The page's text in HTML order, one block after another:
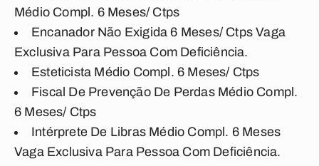
Médio Compl. 6 Meses/ Ctps
Encanador Não Exigida 6 Meses/ Ctps Vaga
Exclusiva Para Pessoa Com Deficiência.
Esteticista Médio Compl. 6 Meses/ Ctps
Fiscal De Prevenção De Perdas Médio Compl.
6 Meses/ Ctps
Intérprete De Libras Médio Compl. 6 Meses
Vaga Exclusiva Para Pessoa Com Deficiência.